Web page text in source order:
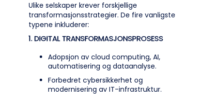
Ulike selskaper krever forskjellige
transformasjonsstrategier. De fire vanligste
typene inkluderer:
1. DIGITAL TRANSFORMASJONSPROSESS
Adopsjon av cloud computing, AI,
automatisering og dataanalyse.
Forbedret cybersikkerhet og
modernisering av IT-infrastruktur.